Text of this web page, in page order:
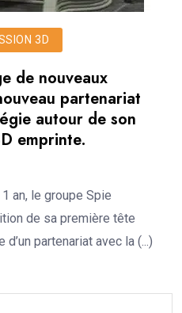
3D
de nouveaux
partenariat
autour de son
emprinte.
an, le groupe Spie
de sa première tête
partenariat avec la (...)